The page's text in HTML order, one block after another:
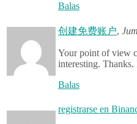
Balas
创建免费账户,
Your point of view
interesting.
Balas
registrarse en